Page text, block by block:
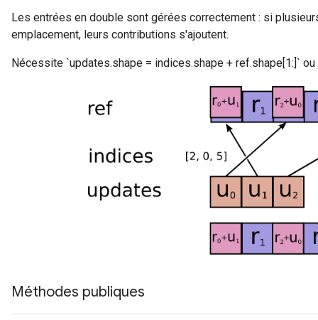
Les entrées en double sont gérées correctement : si
emplacement, leurs contributions s'ajoutent.
Nécessite `updates.shape = indices.shape + ref.shape[1:]` ou
Méthodes publiques